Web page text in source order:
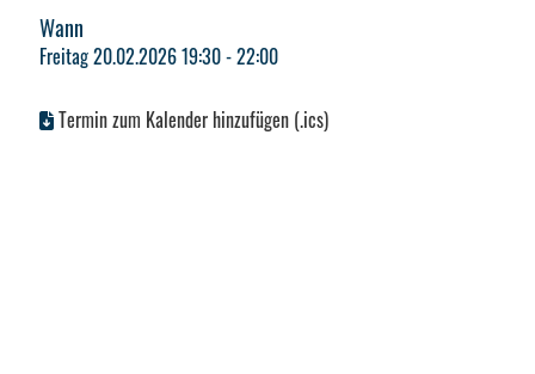
Wann
Freitag 20.02.2026 19:30 - 22:00
Termin zum Kalender hinzufügen (.ics)